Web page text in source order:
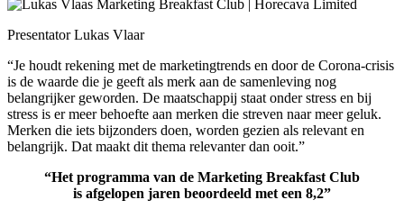
Presentator Lukas Vlaar
“Je houdt rekening met de marketingtrends en door de Corona-crisis
is de waarde die je geeft als merk aan de samenleving nog
belangrijker geworden. De maatschappij staat onder stress en bij
stress is er meer behoefte aan merken die streven naar meer geluk.
Merken die iets bijzonders doen, worden gezien als relevant en
belangrijk. Dat maakt dit thema relevanter dan ooit.”
“Het programma van de Marketing Breakfast Club
is afgelopen jaren beoordeeld met een 8,2”